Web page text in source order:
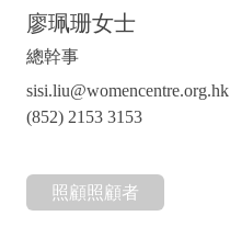
廖珮珊女士
總幹事
sisi.liu@womencentre.org.hk
(852) 2153 3153
照顧照顧者